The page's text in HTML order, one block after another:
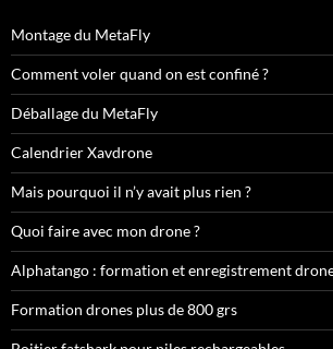
Montage du MetaFly
Comment voler quand on est confiné ?
Déballage du MetaFly
Calendrier Xavdrone
Mais pourquoi il n’y avait plus rien ?
Quoi faire avec mon drone ?
Alphatango : formation et enregistrement
Formation drones plus de 800 grs